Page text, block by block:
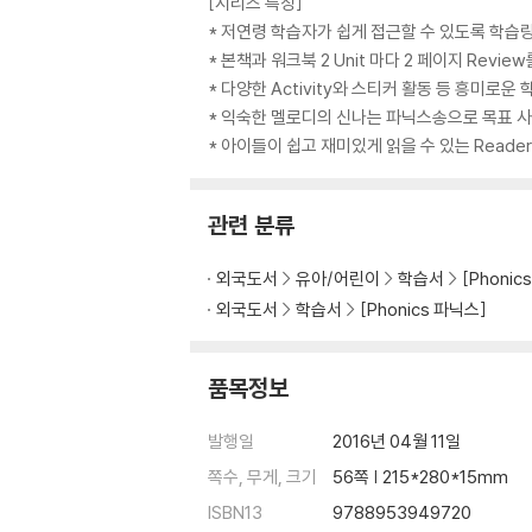
* 저연령 학습자가 쉽게 접근할 수 있도록 학습
* 본책과 워크북 2 Unit 마다 2 페이지
* 다양한 Activity와 스티커 활동 등 흥미로운
* 익숙한 멜로디의 신나는 파닉스송으로 목표
* 아이들이 쉽고 재미있게 읽을 수 있는
관련 분류
외국도서 유아/어린이 학습서
외국도서
학습서 [Phonics 파닉스]
품목정보
발행일
2016년 04월 11일
쪽수, 무게, 크기
56쪽 | 215*280*15mm
ISBN13
9788953949720